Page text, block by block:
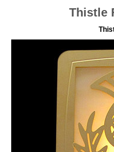
Thistle